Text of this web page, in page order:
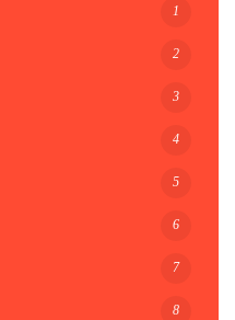
1
2
3
4
5
6
7
8